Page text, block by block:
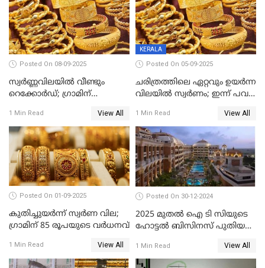
Posted On 08-09-2025
സ്വർണ്ണവിലയിൽ വീണ്ടും
റെക്കോർഡ്; ഗ്രാമിന്
രൂപ മാത്രം കുറവ്
1 Min Read View All
KERALA
Posted On 05-09-2025
ചരിത്രത്തിലെ ഏറ്റവും ഉയർന്ന
വിലയിൽ സ്വർണം; ഇന്ന് പവന്
1 Min Read View All
Posted On 01-09-2025
കുതിച്ചുയർന്ന് സ്വർണ വില;
ഗ്രാമിന് 85 രൂപയുടെ വർധനവ്
1 Min Read View All
Posted On 30-12-2024
2025 മുതൽ ഐ ടി സിയുടെ
ഹോട്ടൽ ബിസിനസ് പുതിയ
ഉടമകൾ അറിയേണ്ട
കാര്യങ്ങൾ
1 Min Read View All